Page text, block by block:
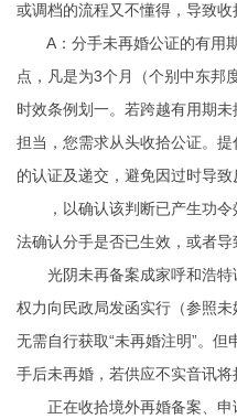
或调档的流程又不懂得，导致收
A：分手未再婚公证的有用
点，凡是为3个月（个别中东邦
时效条例划一。若跨越有用期
担当，您需求从头收拾公证。
的认证及递交，避免因过时导
，以确认该判断已产生功令
法确认分手是否已生效，或者导
光阴未再备案成家呼和浩特
权力向民政局发函实行（参照
无需自行获取“未再婚注明”。
手后未再婚，若供应不实音讯将
正在收拾境外再婚备案、申